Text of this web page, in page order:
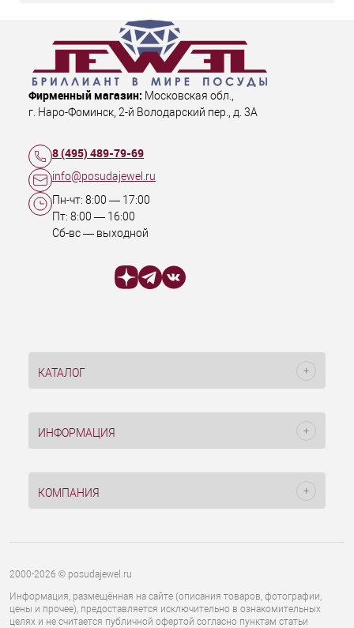
Фирменный магазин: Московская обл.,
г. Наро-Фоминск, 2-й Володарский пер., д. 3А
8 (495) 489-79-69
info@posudajewel.ru
Пн-чт: 8:00 — 17:00
Пт: 8:00 — 16:00
Сб-вс — выходной
КАТАЛОГ
ИНФОРМАЦИЯ
КОМПАНИЯ
2000-2026 © posudajewel.ru
Информация, размещённая на сайте (описания товаров, фотографии,
цены и прочее), предоставляется исключительно в ознакомительных
целях и не считается публичной офертой согласно пунктам статьи